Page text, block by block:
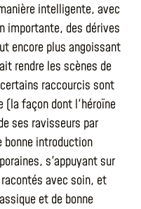
intelligente, avec
importante, des dérives
encore plus angoissant
rendre les scènes de
raccourcis sont
(la façon dont l'héroïne
ses ravisseurs par
bonne introduction
s'appuyant sur
avec soin, et
et de bonne